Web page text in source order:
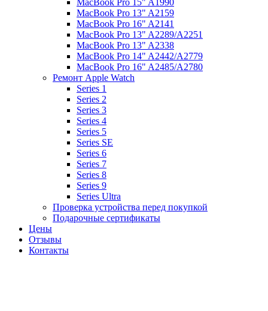
MacBook Pro 15" A1990
MacBook Pro 13" A2159
MacBook Pro 16" A2141
MacBook Pro 13" A2289/A2251
MacBook Pro 13" A2338
MacBook Pro 14" A2442/A2779
MacBook Pro 16" A2485/A2780
Ремонт Apple Watch
Series 1
Series 2
Series 3
Series 4
Series 5
Series SE
Series 6
Series 7
Series 8
Series 9
Series Ultra
Проверка устройства перед покупкой
Подарочные сертификаты
Цены
Отзывы
Контакты